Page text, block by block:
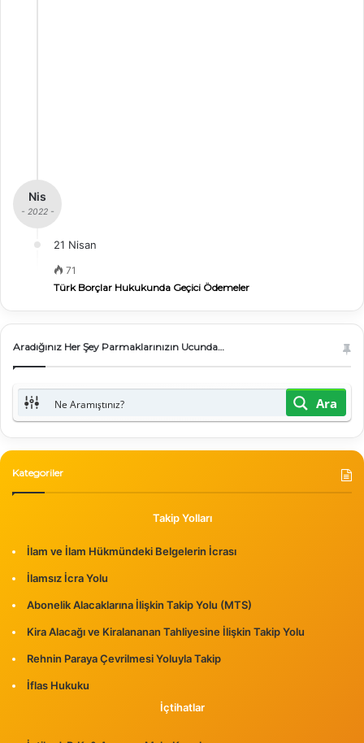
Nis
- 2022 -
21 Nisan
71
Türk Borçlar Hukukunda Geçici Ödemeler
Aradığınız Her Şey Parmaklarınızın Ucunda…
Ara
Kategoriler
Takip Yolları
İlam ve İlam Hükmündeki Belgelerin İcrası
İlamsız İcra Yolu
Abonelik Alacaklarına İlişkin Takip Yolu (MTS)
Kira Alacağı ve Kiralananan Tahliyesine İlişkin Takip Yolu
Rehnin Paraya Çevrilmesi Yoluyla Takip
İflas Hukuku
İçtihatlar